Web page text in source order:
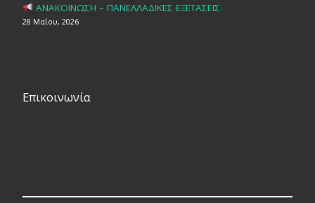
ΑΝΑΚΟΙΝΩΣΗ – ΠΑΝΕΛΛΑΔΙΚΕΣ ΕΞΕΤΑΣΕΙΣ
28 Μαΐου, 2026
Επικοινωνία